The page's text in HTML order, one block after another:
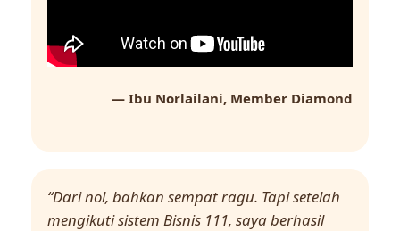
— Ibu Norlailani, Member Diamond
“Dari nol, bahkan sempat ragu. Tapi setelah
mengikuti sistem Bisnis 111, saya berhasil